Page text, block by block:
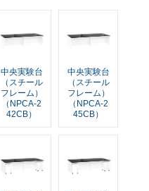
中央実験台
（スチール
フレーム）
（NPCA-2
42CB）
中央実験台
（スチール
フレーム）
（NPCA-2
45CB）